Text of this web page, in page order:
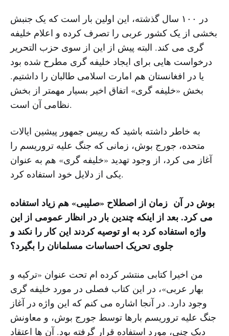
در ۱۰۰ سال گذشته، این اولین بار است که یک جنبش
بخشی از یک کشور عربی را تصرف کرده و اعلام خلیفه
گری می کند. البته پیش از این از سوی حزب التحریر
درخواست هایی برای ایجاد خلیفه گری مطرح شده بود
یا در افغانستان هم امارت اسلامی طالبان را داشتیم.
بخش «خلیفه گری» اتفاق اخیر بسیار مهمتر از بخش
نظامی آن است.
به خاطر داشته باشید که رییس جمهور پیشین ایالات
متحده، جورج بوش، زمانی که جنگ علیه تروریسم را
آغاز می کرد، از وجود تهدید «خلیفه گری» هم به عنوان
یکی از دلایل خود استفاده کرد.
بوش در آن زمان از اصطلاح «صلیبی» هم زیاد استفاده
می کرد. بعد از اینکه چندین بار در انظار عمومی از این
واژه استفاده کرد به او توصیه کردند این کار را نکند و
جلوی تحریک احساسات مسلمانان را بگیرد؟
من اخیرا کتابی منتشر کرده ام تحت عنوان «ترکیه و
بهار عربی»، در این کتاب فصلی در مورد خلیفه گری
وجود دارد. در آنجا اشاره می کنم که این واژه در آغاز
جنگ علیه تروریسم بارها توسط جورج بوش، و معاونش
دیک چنی، مورد استفاده قرار گرفته بود. آن ها اعتقاد